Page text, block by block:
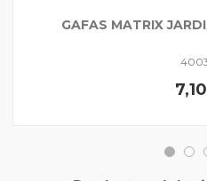
GAFAS MATRIX